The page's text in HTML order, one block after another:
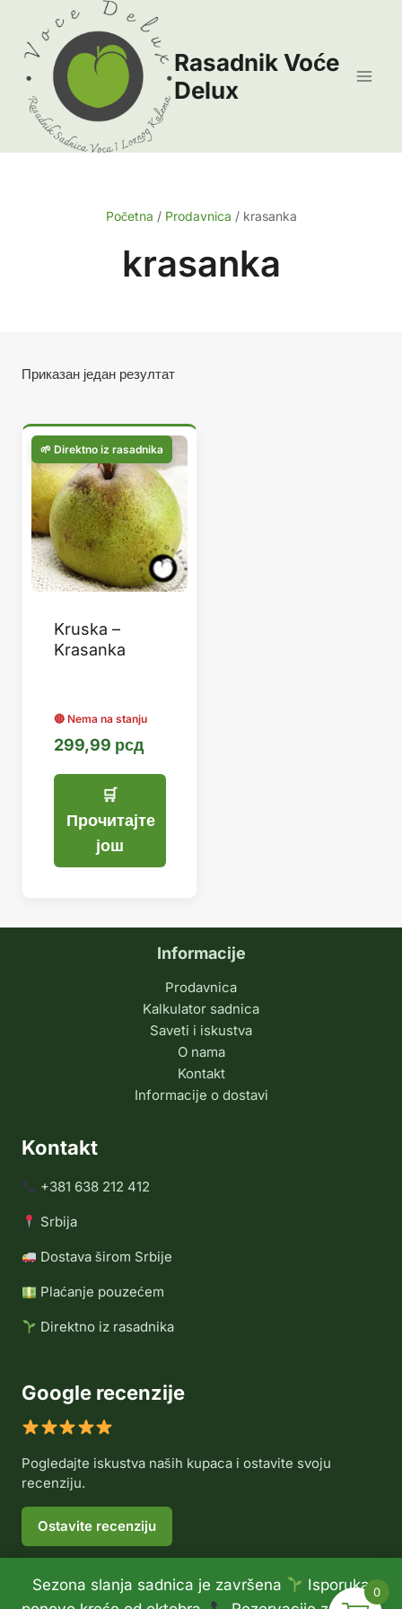
Sezona slanja sadnica je završena
Isporuka
content
Rasadnik Voće
Delux
Početna / Prodavnica / krasanka
krasanka
Приказан један резултат
Kruska –
Krasanka
299,99 рсд
Прочитајте
још
Informacije
Prodavnica
Kalkulator sadnica
Saveti i iskustva
O nama
Kontakt
Informacije o dostavi
Kontakt
+381 638 212 412
Srbija
Dostava širom Srbije
Plaćanje pouzećem
Direktno iz rasadnika
Google recenzije
Pogledajte iskustva naših kupaca i ostavite svoju
recenziju.
Ostavite recenziju
0